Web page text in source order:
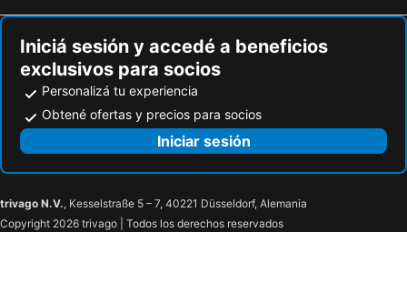
Iniciá sesión y accedé a beneficios
exclusivos para socios
Personalizá tu experiencia
Obtené ofertas y precios para socios
Iniciar sesión
trivago N.V., Kesselstraße 5 – 7, 40221 Düsseldorf, Alemania
Copyright 2026 trivago | Todos los derechos reservados